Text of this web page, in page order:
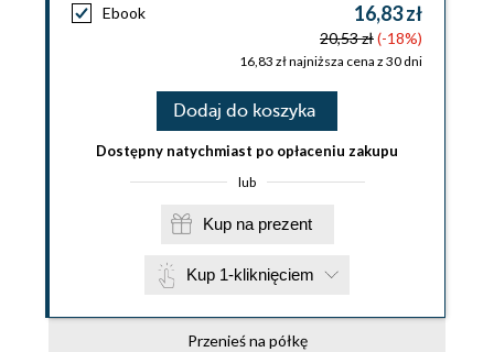
Ebook 16,83 zł
20,53 zł(-18%)
16,83 zł najniższa cena z 30 dni
Dodaj do koszyka
Dostępny natychmiast po opłaceniu zakupu
lub
Kup na prezent
Kup 1-kliknięciem
Przenieś na półkę